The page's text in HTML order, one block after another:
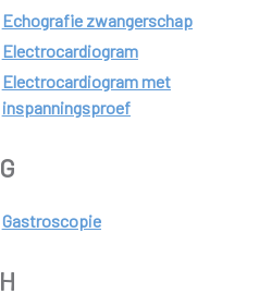
Echografie zwangerschap
Electrocardiogram
Electrocardiogram met
inspanningsproef
G
Gastroscopie
H